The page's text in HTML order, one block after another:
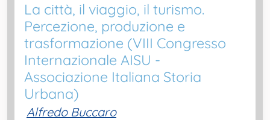
La città, il viaggio, il turismo.
Percezione, produzione e
trasformazione (VIII Congresso
Internazionale AISU -
Associazione Italiana Storia
Urbana)
Alfredo Buccaro